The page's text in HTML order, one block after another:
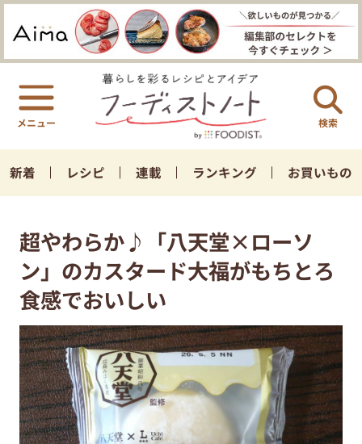
検索
新着 レシピ 連載 ランキング お買いもの
超やわらか♪「八天堂×ローソ
ン」のカスタード大福がもちとろ
食感でおいしい